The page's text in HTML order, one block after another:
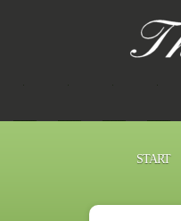
START